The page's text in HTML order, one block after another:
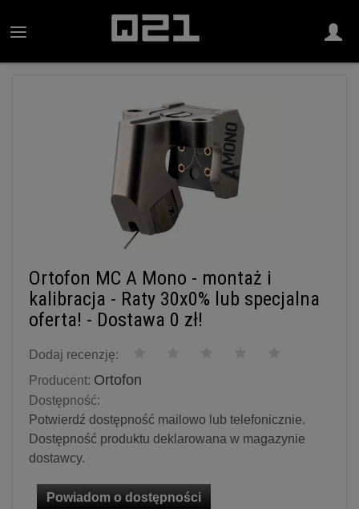
Ortofon MC A Mono - montaż i
kalibracja - Raty 30x0% lub specjalna
oferta! - Dostawa 0 zł!
Dodaj recenzję:
Producent: Ortofon
Dostępność:
Potwierdź dostępność mailowo lub telefonicznie.
Dostępność produktu deklarowana w magazynie
dostawcy.
Powiadom o dostępności